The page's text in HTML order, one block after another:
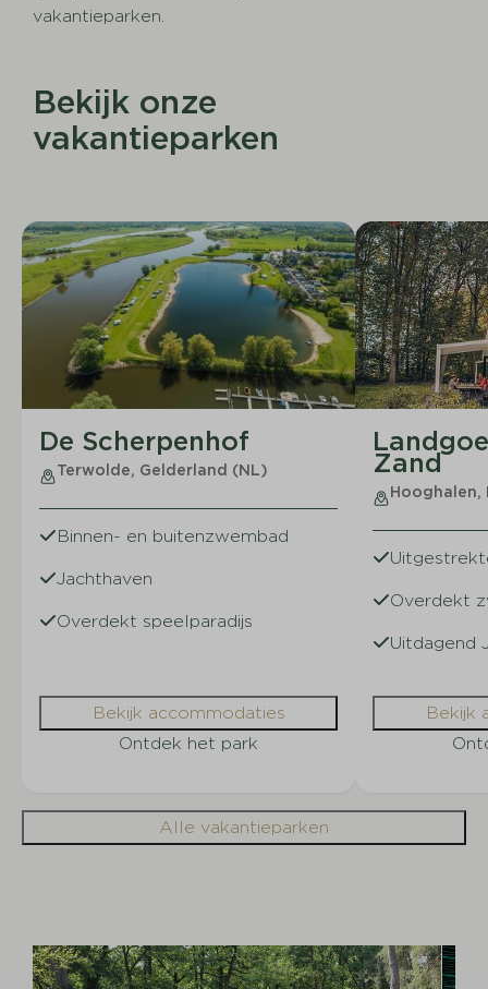
vakantieparken.
Bekijk onze
vakantieparken
De Scherpenhof
Terwolde, Gelderland (NL)
Binnen- en buitenzwembad
Jachthaven
Overdekt speelparadijs
Bekijk accommodaties
Ontdek het park
Zand
Hooghalen,
Overdekt
Uitdagend
Bekijk
Alle vakantieparken